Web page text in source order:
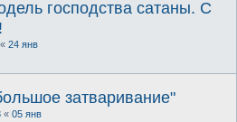
господства сатаны. С
« 24 янв
затваривание"
« 05 янв